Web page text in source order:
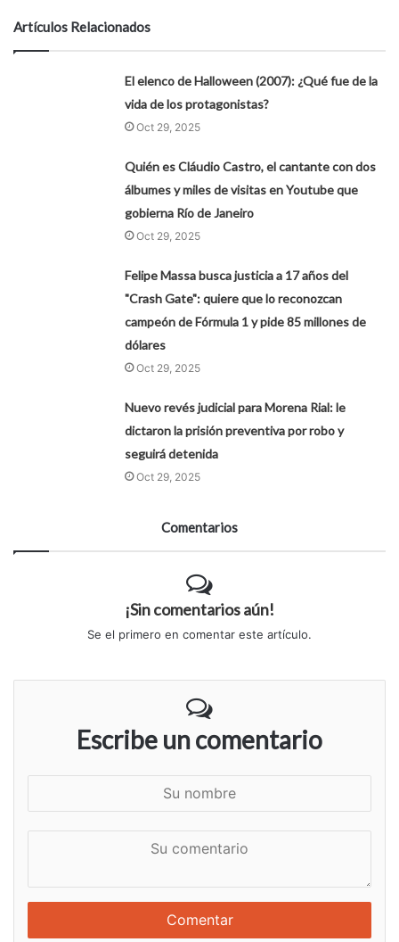
Artículos Relacionados
El elenco de Halloween (2007): ¿Qué fue de la
vida de los protagonistas?
Oct 29, 2025
Quién es Cláudio Castro, el cantante con dos
álbumes y miles de visitas en Youtube que
gobierna Río de Janeiro
Oct 29, 2025
Felipe Massa busca justicia a 17 años del
"Crash Gate": quiere que lo reconozcan
campeón de Fórmula 1 y pide 85 millones de
dólares
Oct 29, 2025
Nuevo revés judicial para Morena Rial: le
dictaron la prisión preventiva por robo y
seguirá detenida
Oct 29, 2025
Comentarios
¡Sin comentarios aún!
Se el primero en comentar este artículo.
Escribe un comentario